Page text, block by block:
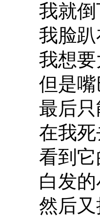
我就
我脸
我想要
但是
最后
在我
看到
白发
然后